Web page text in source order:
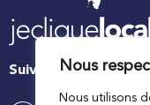
Nous
Nous utilisons
Suivez-nous